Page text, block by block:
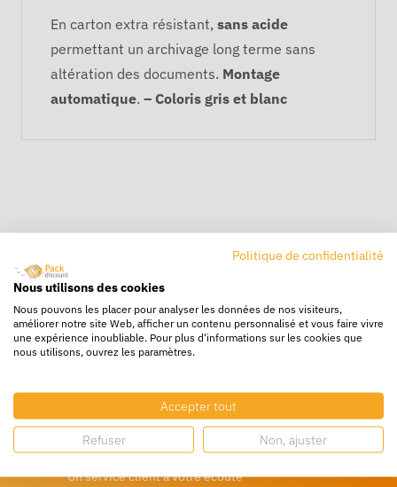
En carton extra résistant, sans acide
permettant un archivage long terme sans
altération des documents. Montage
automatique. – Coloris gris et blanc
Livraison rapide
24/72h partout en europe
Livraison gratuite
Dès 250€ HT d’achat
Destockage
Profitez de prix bas toute l’année
Besoin d'aide ?
Un service client à votre écoute
Politique de confidentialité
Nous utilisons des cookies
Nous pouvons les placer pour analyser les données de nos visiteurs,
améliorer notre site Web, afficher un contenu personnalisé et vous faire vivre
une expérience inoubliable. Pour plus d'informations sur les cookies que
nous utilisons, ouvrez les paramètres.
Accepter tout
Refuser Non, ajuster